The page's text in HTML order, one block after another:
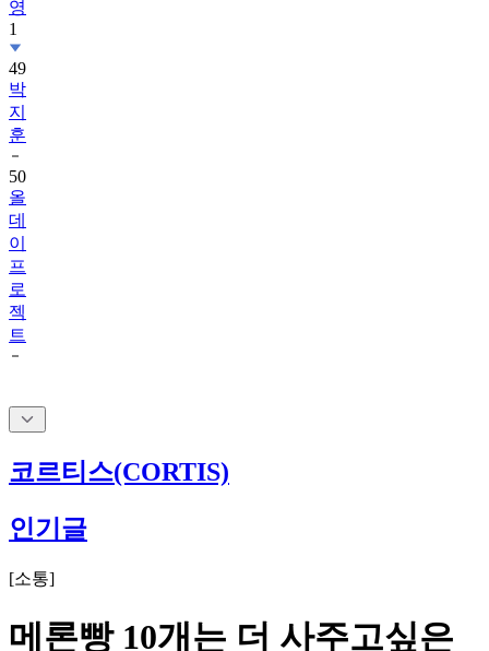
49
박
지
훈
50
올
데
이
프
로
젝
트
코르티스(CORTIS)
인기글
[소통]
메론빵 10개는 더 사주고싶은